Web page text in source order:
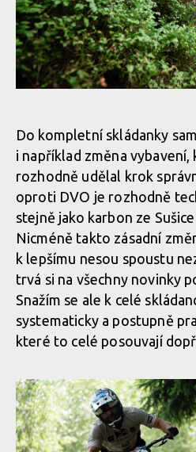
Vojta Bláha mistrem ČR v enduru
Vojta Bláha mistrem ČR v enduru
Do kompletní skládanky
i například změna vybavení,
rozhodně udělal krok
oproti DVO je rozhodně
stejně jako karbon ze
Nicméně takto zásadní
k lepšímu nesou spoustu
trvá si na všechny novinky
Snažím se ale k celé
systematicky a postupně
které to celé posouvají